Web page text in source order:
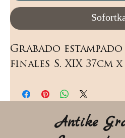
Grabado
finales S. XIX 37cm x
Antike